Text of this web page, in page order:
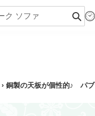
送
シ
› 銅製の天板が個性的♪ パ